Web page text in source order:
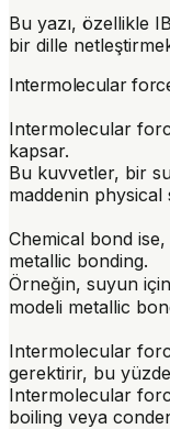
Bu yazı, özellikle
bir dille
Intermolecular
Intermolecular
kapsar.
Bu kuvvetler, bir
maddenin physical
Chemical bond ise,
metallic bonding.
Örneğin, suyun
modeli metallic
Intermolecular
gerektirir, bu
Intermolecular
boiling veya